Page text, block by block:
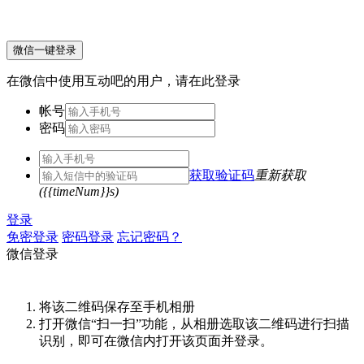
微信一键登录
在微信中使用互动吧的用户，请在此登录
帐号
密码
获取验证码重新获取
({{timeNum}}s)
登录
免密登录 密码登录 忘记密码？
微信登录
将该二维码保存至手机相册
打开微信“扫一扫”功能，从相册选取该二维码进行扫描
识别，即可在微信内打开该页面并登录。